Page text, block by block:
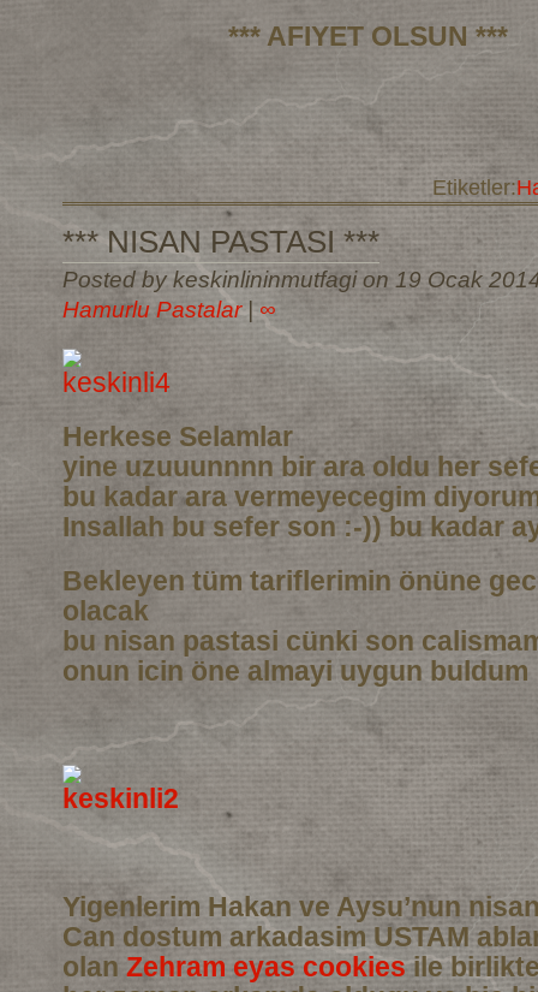
*** AFIYET OLSUN ***
Etiketler:
*** NISAN PASTASI ***
Posted by keskinlininmutfagi on 19 Ocak
Hamurlu Pastalar |∞
Herkese Selamlar
yine uzuuunnnn bir ara oldu her
bu kadar ara vermeyecegim
Insallah bu sefer son :-)) bu kadar
Bekleyen tüm tariflerimin önüne
olacak
bu nisan pastasi cünki son
onun icin öne almayi uygun buldum
Yigenlerim Hakan ve Aysu’nun
Can dostum arkadasim USTAM
olan Zehram eyas cookiesile